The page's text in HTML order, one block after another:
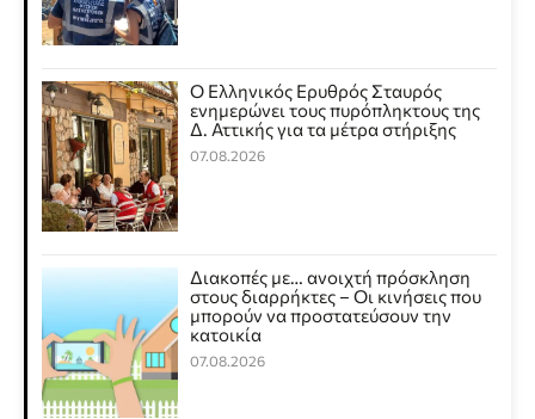
Ο Ελληνικός Ερυθρός Σταυρός
ενημερώνει τους πυρόπληκτους της
Δ. Αττικής για τα μέτρα στήριξης
07.08.2026
Διακοπές με… ανοιχτή πρόσκληση
στους διαρρήκτες – Οι κινήσεις που
μπορούν να προστατεύσουν την
κατοικία
07.08.2026